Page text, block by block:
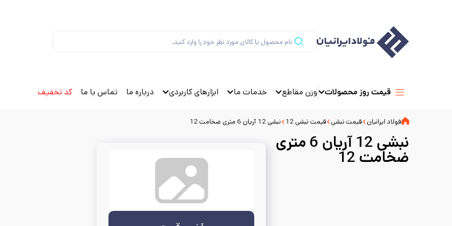
قیمت روز محصولات وزن مقاطع خدمات ما ابزارهای کاربردی درباره ما تماس با ما کد تخفیف
فولاد ایرانیان قیمت نبشی قیمت نبشی 12 نبشی 12 آریان 6 متری ضخامت 12
نبشی 12 آریان 6 متری
ضخامت 12